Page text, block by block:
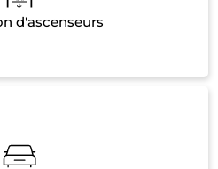
d'ascenseurs